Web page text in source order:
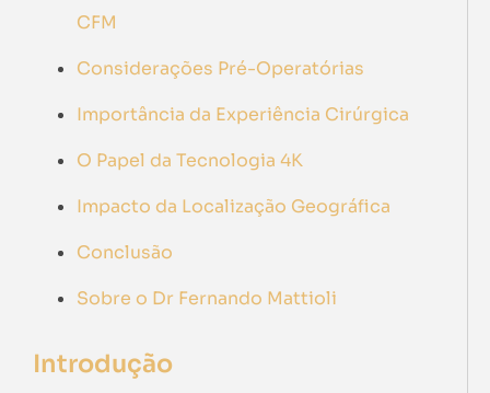
CFM
Considerações Pré-Operatórias
Importância da Experiência Cirúrgica
O Papel da Tecnologia 4K
Impacto da Localização Geográfica
Conclusão
Sobre o Dr Fernando Mattioli
Introdução